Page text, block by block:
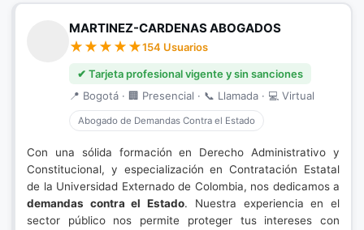
MARTINEZ-CARDENAS ABOGADOS
154 Usuarios
✔ Tarjeta profesional vigente y sin sanciones
📍 Bogotá · 🏢 Presencial · 📞 Llamada · 💻 Virtual
Abogado de Demandas Contra el Estado
Con una sólida formación en Derecho Administrativo y
Constitucional, y especialización en Contratación Estatal
de la Universidad Externado de Colombia, nos dedicamos a
demandas contra el Estado. Nuestra experiencia en el
sector público nos permite proteger tus intereses con